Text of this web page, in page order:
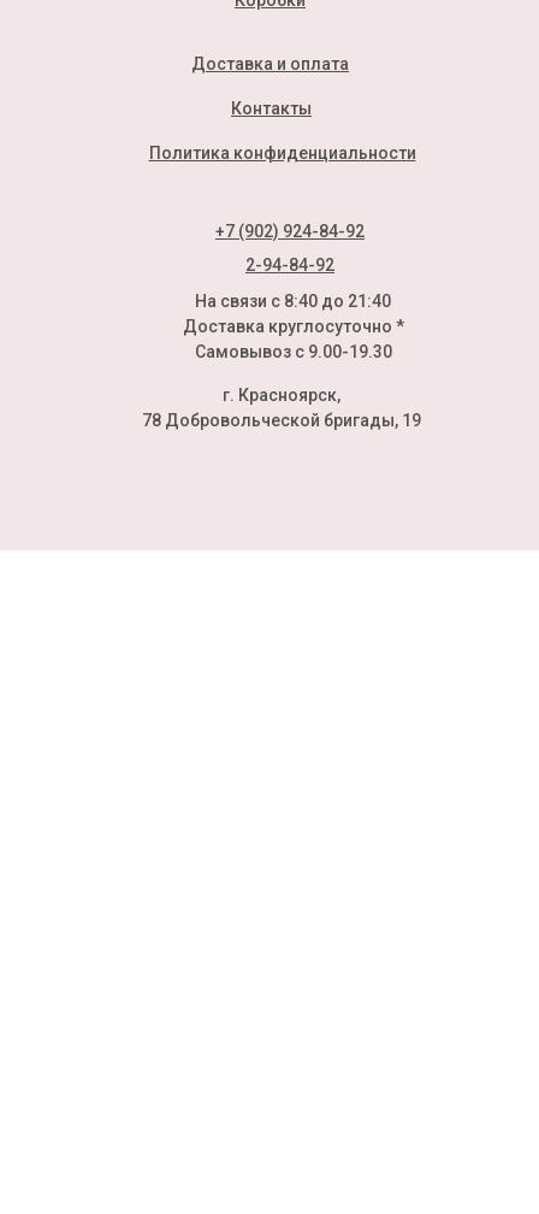
На связи с 8:40 до 21:40
Доставка круглосуточно *
Самовывоз с 9.00-19.30
г. Красноярск,
78 Добровольческой бригады, 19
Политика конфиденциальности
Доставка и оплата
Контакты
+7 (902) 924-84-92
2-94-84-92